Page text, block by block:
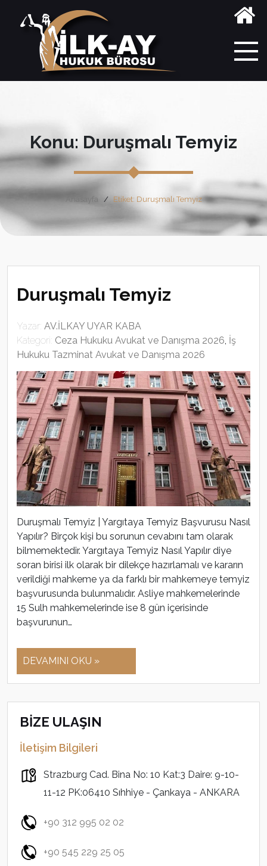
Konu: Duruşmalı Temyiz
Anasayfa Etiket: Duruşmalı Temyiz
Duruşmalı Temyiz
Yazar: AV.İLKAY UYAR KABA
Kategori: Ceza Hukuku Avukat ve Danışma 2026, İş
Hukuku Tazminat Avukat ve Danışma 2026
Duruşmalı Temyiz | Yargıtaya Temyiz Başvurusu Nasıl
Yapılır? Birçok kişi bu sorunun cevabını tam olarak
bilmemektedir. Yargıtaya Temyiz Nasıl Yapılır diye
soran birisi ilk olarak bir dilekçe hazırlamalı ve kararın
verildiği mahkeme ya da farklı bir mahkemeye temyiz
başvurusunda bulunmalıdır. Asliye mahkemelerinde
15 Sulh mahkemelerinde ise 8 gün içerisinde
başvurunun…
DEVAMINI OKU »
BİZE ULAŞIN
İletişim Bilgileri
Strazburg Cad. Bina No: 10 Kat:3 Daire: 9-10-
11-12 PK:06410 Sıhhiye - Çankaya - ANKARA
+90 312 995 02 02
+90 545 229 25 05